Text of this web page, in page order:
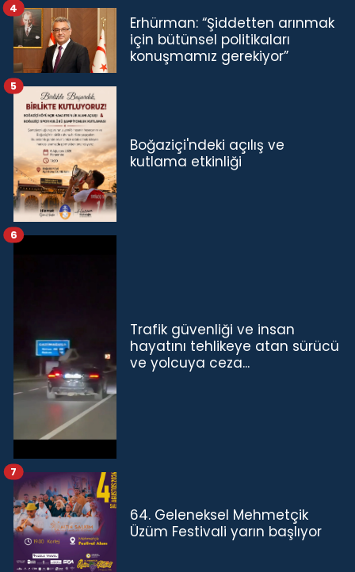
Erhürman: “Şiddetten arınmak
için bütünsel politikaları
konuşmamız gerekiyor”
4
Boğaziçi'ndeki açılış ve
kutlama etkinliği
5
Trafik güvenliği ve insan
hayatını tehlikeye atan sürücü
ve yolcuya ceza...
6
64. Geleneksel Mehmetçik
Üzüm Festivali yarın başlıyor
7